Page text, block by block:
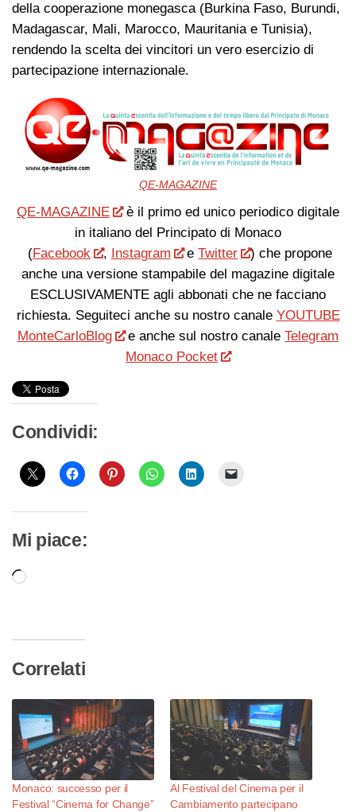
della cooperazione monegasca (Burkina Faso, Burundi,
Madagascar, Mali, Marocco, Mauritania e Tunisia),
rendendo la scelta dei vincitori un vero esercizio di
partecipazione internazionale.
QE-MAGAZINE
QE-MAGAZINE
è il primo ed unico periodico digitale
in italiano del Principato di Monaco
(Facebook , Instagram eTwitter
) che propone
anche una versione stampabile del magazine digitale
ESCLUSIVAMENTE agli abbonati che ne facciano
richiesta. Seguiteci anche su nostro canale YOUTUBE
MonteCarloBlog
e anche sul nostro canaleTelegram
Monaco Pocket
Condividi:
Mi piace:
Caricamento
Correlati
Monaco: successo per il
Festival “Cinema for Change”
Al Festival del Cinema per il
Cambiamento partecipano